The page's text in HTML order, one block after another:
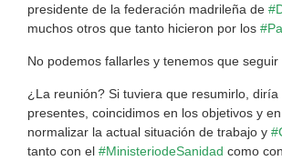
presidente de la federación madrileña de
muchos otros que tanto hicieron por los
No podemos fallarles y tenemos que seguir
¿La reunión? Si tuviera que resumirlo,
presentes, coincidimos en los objetivos y
normalizar la actual situación de trabajo y
tanto con el #MinisteriodeSanidad como